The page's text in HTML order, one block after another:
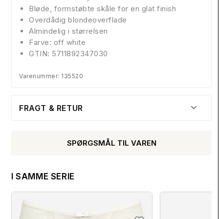
Bløde, formstøbte skåle for en glat finish
Overdådig blondeoverflade
Almindelig i størrelsen
Farve: off white
GTIN: 5711892347030
Varenummer: 135520
FRAGT & RETUR
SPØRGSMÅL TIL VAREN
I SAMME SERIE